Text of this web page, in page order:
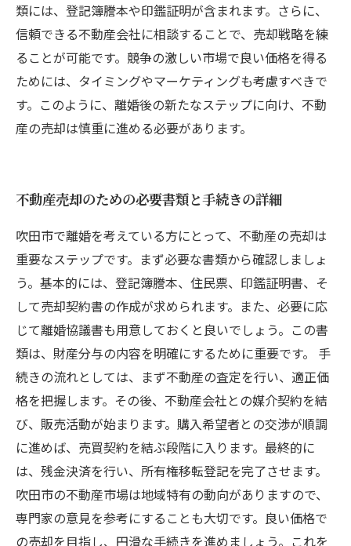
類には、登記簿謄本や印鑑証明が含まれます。さらに、
信頼できる不動産会社に相談することで、売却戦略を練
ることが可能です。競争の激しい市場で良い価格を得る
ためには、タイミングやマーケティングも考慮すべきで
す。このように、離婚後の新たなステップに向け、不動
産の売却は慎重に進める必要があります。
不動産売却のための必要書類と手続きの詳細
吹田市で離婚を考えている方にとって、不動産の売却は
重要なステップです。まず必要な書類から確認しましょ
う。基本的には、登記簿謄本、住民票、印鑑証明書、そ
して売却契約書の作成が求められます。また、必要に応
じて離婚協議書も用意しておくと良いでしょう。この書
類は、財産分与の内容を明確にするために重要です。 手
続きの流れとしては、まず不動産の査定を行い、適正価
格を把握します。その後、不動産会社との媒介契約を結
び、販売活動が始まります。購入希望者との交渉が順調
に進めば、売買契約を結ぶ段階に入ります。最終的に
は、残金決済を行い、所有権移転登記を完了させます。
吹田市の不動産市場は地域特有の動向がありますので、
専門家の意見を参考にすることも大切です。良い価格で
の売却を目指し、円滑な手続きを進めましょう。これを